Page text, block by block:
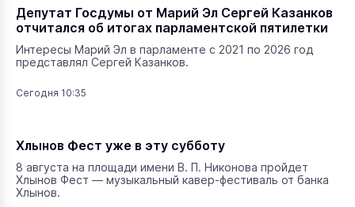
Депутат Госдумы от Марий Эл Сергей Казанков
отчитался об итогах парламентской пятилетки
Интересы Марий Эл в парламенте с 2021 по 2026 год
представлял Сергей Казанков.
Сегодня 10:35
Хлынов Фест уже в эту субботу
8 августа на площади имени В. П. Никонова пройдет
Хлынов Фест — музыкальный кавер-фестиваль от банка
Хлынов.